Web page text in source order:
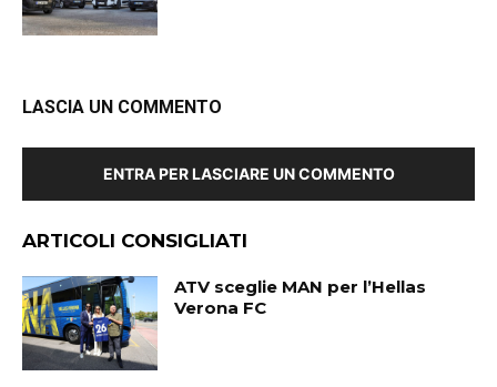
LASCIA UN COMMENTO
ENTRA PER LASCIARE UN COMMENTO
ARTICOLI CONSIGLIATI
ATV sceglie MAN per l’Hellas
Verona FC